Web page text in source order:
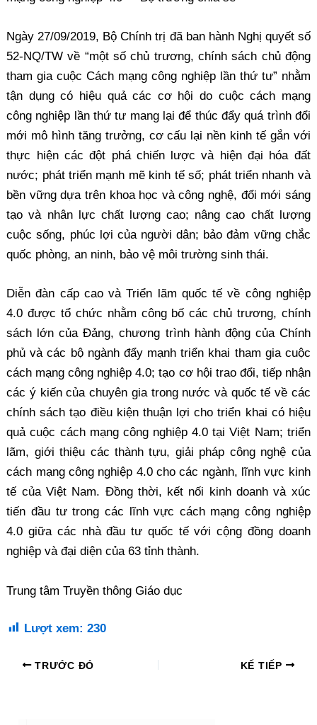
Ngày 27/09/2019, Bộ Chính trị đã ban hành Nghị quyết số
52-NQ/TW về “một số chủ trương, chính sách chủ động
tham gia cuộc Cách mạng công nghiệp lần thứ tư” nhằm
tận dụng có hiệu quả các cơ hội do cuộc cách mạng
công nghiệp lần thứ tư mang lại để thúc đẩy quá trình đổi
mới mô hình tăng trưởng, cơ cấu lại nền kinh tế gắn với
thực hiện các đột phá chiến lược và hiện đại hóa đất
nước; phát triển mạnh mẽ kinh tế số; phát triển nhanh và
bền vững dựa trên khoa học và công nghệ, đổi mới sáng
tạo và nhân lực chất lượng cao; nâng cao chất lượng
cuộc sống, phúc lợi của người dân; bảo đảm vững chắc
quốc phòng, an ninh, bảo vệ môi trường sinh thái.
Diễn đàn cấp cao và Triển lãm quốc tế về công nghiệp
4.0 được tổ chức nhằm công bố các chủ trương, chính
sách lớn của Đảng, chương trình hành động của Chính
phủ và các bộ ngành đẩy mạnh triển khai tham gia cuộc
cách mạng công nghiệp 4.0; tạo cơ hội trao đổi, tiếp nhận
các ý kiến của chuyên gia trong nước và quốc tế về các
chính sách tạo điều kiện thuận lợi cho triển khai có hiệu
quả cuộc cách mạng công nghiệp 4.0 tại Việt Nam; triển
lãm, giới thiệu các thành tựu, giải pháp công nghệ của
cách mạng công nghiệp 4.0 cho các ngành, lĩnh vực kinh
tế của Việt Nam. Đồng thời, kết nối kinh doanh và xúc
tiến đầu tư trong các lĩnh vực cách mạng công nghiệp
4.0 giữa các nhà đầu tư quốc tế với cộng đồng doanh
nghiệp và đại diện của 63 tỉnh thành.
Trung tâm Truyền thông Giáo dục
Lượt xem: 230
TRƯỚC ĐÓ KẾ TIẾP